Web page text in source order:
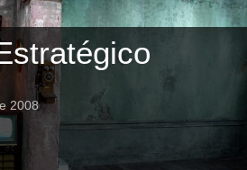
2008